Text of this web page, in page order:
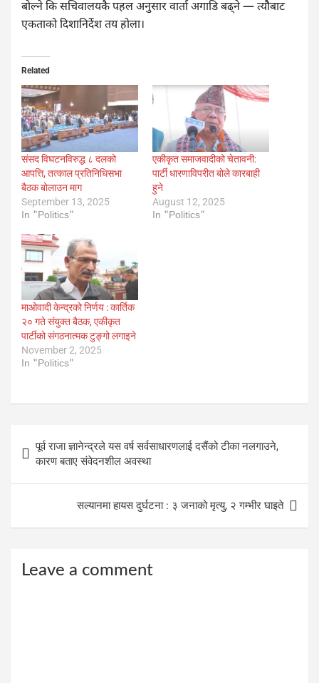
बोल्ने कि सचिवालयकै पहल अनुसार वार्ता अगाडि बढ्ने — त्योैबाट
एकताको दिशानिर्देश तय होला।
Related
संसद विघटनविरुद्ध ८ दलको
आपत्ति, तत्काल प्रतिनिधिसभा
बैठक बोलाउन माग
September 13, 2025
In "Politics"
एकीकृत समाजवादीको चेतावनी:
पार्टी धारणाविपरीत बोले कारबाही
हुने
August 12, 2025
In "Politics"
माओवादी केन्द्रको निर्णय : कार्तिक
२० गते संयुक्त बैठक, एकीकृत
पार्टीको संगठनात्मक टुङ्गो लगाइने
November 2, 2025
In "Politics"
Post
navigation
पूर्व राजा ज्ञानेन्द्रले यस वर्ष सर्वसाधारणलाई दसैंको टीका नलगाउने,
कारण बताए संवेदनशील अवस्था
सल्यानमा हायस दुर्घटना : ३ जनाको मृत्यु, २ गम्भीर घाइते
Leave a comment